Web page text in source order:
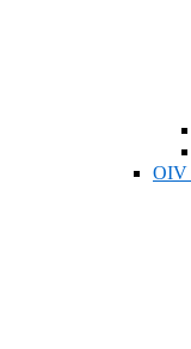
OIV